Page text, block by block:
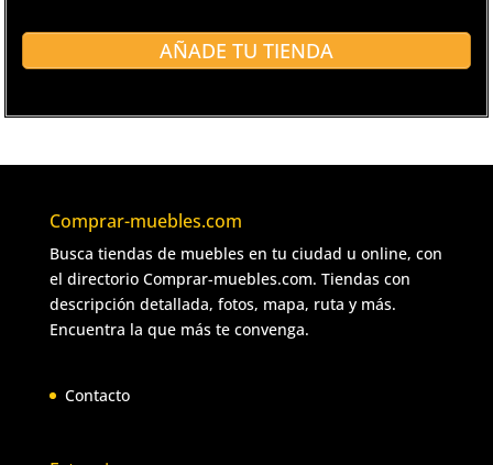
AÑADE TU TIENDA
Comprar-muebles.com
Busca tiendas de muebles en tu ciudad u online, con
el directorio Comprar-muebles.com. Tiendas con
descripción detallada, fotos, mapa, ruta y más.
Encuentra la que más te convenga.
Contacto